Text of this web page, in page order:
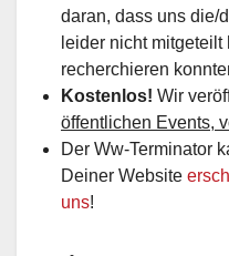
daran, dass uns die/
leider nicht
recherchieren
Kostenlos! Wir
öffentlichen Events,
Der Ww-Terminator
Deiner Website
uns!